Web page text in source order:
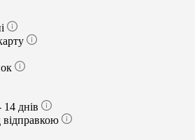
днів
відправкою